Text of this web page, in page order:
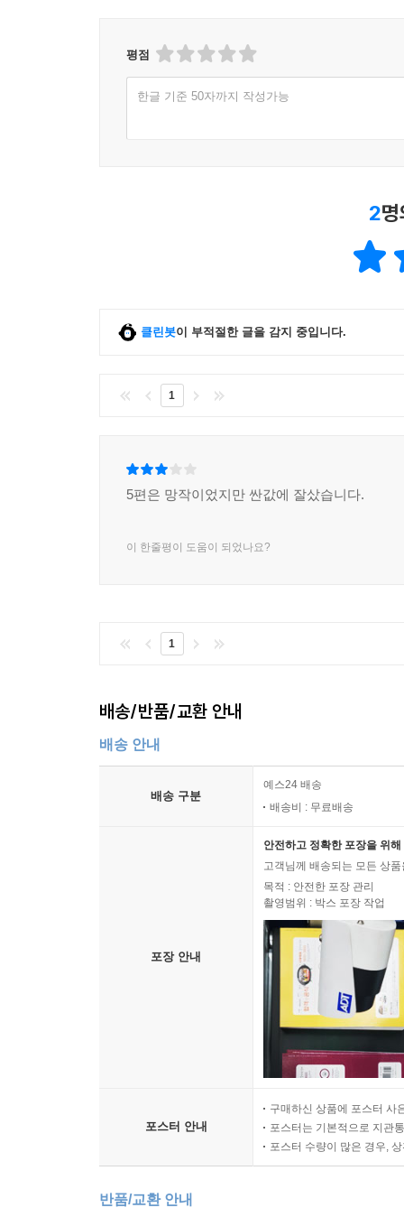
시카고 사태, 5년 후
대부분의 디셉티콘이 처벌되고 오토봇 역시 모습
전세계를 새로운 위협에 몰아넣을 거대한 음모,
사상 최대 가장 강력한 적에 맞서 ‘옵티머스 프라
두 세상의 충돌, 하나만 살아남는다!
옵티머스 프라임은 더 이상 인간의 편이 아니다.
영원한 영웅은 없다!
평점
한글 기준 50자까지 작성가능
2
클린봇이 부적절한 글을 감지 중입니다.
1
5편은 망작이었지만 싼값에 잘샀습니다.
이 한줄평이 도움이 되었나요?
1
배송/반품/교환 안내
배송 안내
배송 구분
예스24 배송
배송비 : 무료배송
포장 안내
안전하고 정확한 포장을 위
고객님께 배송되는 모든 상
목적 : 안전한 포장 관리
촬영범위 : 박스 포장 작업
포스터 안내
구매하신 상품에 포스터 사
포스터는 기본적으로 지관
포스터 수량이 많은 경우,
반품/교환 안내